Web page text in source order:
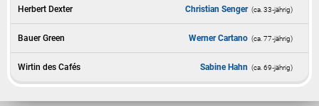
Herbert Dexter Christian Senger (ca. 33‑jährig)
Bauer Green Werner Cartano (ca. 77‑jährig)
Wirtin des Cafés Sabine Hahn (ca. 69‑jährig)